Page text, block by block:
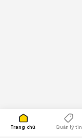
Trang chủ Quản lý tin